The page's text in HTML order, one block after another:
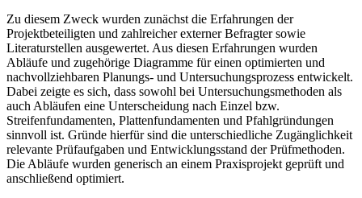
Zu diesem Zweck wurden zunächst die Erfahrungen der
Projektbeteiligten und zahlreicher externer Befragter sowie
Literaturstellen ausgewertet. Aus diesen Erfahrungen wurden
Abläufe und zugehörige Diagramme für einen optimierten und
nachvollziehbaren Planungs- und Untersuchungsprozess entwickelt.
Dabei zeigte es sich, dass sowohl bei Untersuchungsmethoden als
auch Abläufen eine Unterscheidung nach Einzel bzw.
Streifenfundamenten, Plattenfundamenten und Pfahlgründungen
sinnvoll ist. Gründe hierfür sind die unterschiedliche Zugänglichkeit
relevante Prüfaufgaben und Entwicklungsstand der Prüfmethoden.
Die Abläufe wurden generisch an einem Praxisprojekt geprüft und
anschließend optimiert.